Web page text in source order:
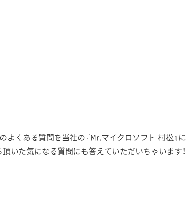
よくある質問を当社の『Mr.マイクロソフト 村松』に
いた気になる質問にも答えていただいちゃいます！